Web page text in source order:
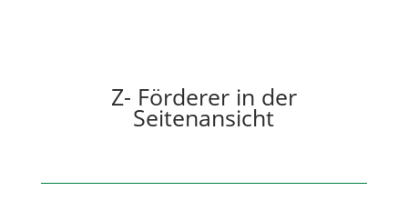
Z- Förderer in der
Seitenansicht